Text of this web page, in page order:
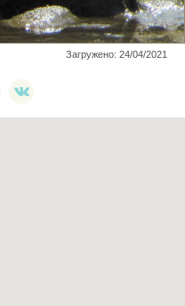
Загружено: 24/04/2021